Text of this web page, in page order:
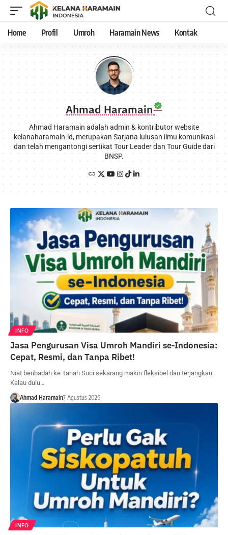
Home Profil Umroh Haramain News Kontak
Ahmad Haramain
Ahmad Haramain adalah admin & kontributor website
kelanaharamain.id, merupakan Sarjana lulusan ilmu komunikasi
dan telah mengantongi sertikat Tour Leader dan Tour Guide dari
BNSP.
INFO
Jasa Pengurusan Visa Umroh Mandiri se-Indonesia:
Cepat, Resmi, dan Tanpa Ribet!
Niat beribadah ke Tanah Suci sekarang makin fleksibel dan terjangkau.
Kalau dulu…
Ahmad Haramain7 Agustus 2026
INFO